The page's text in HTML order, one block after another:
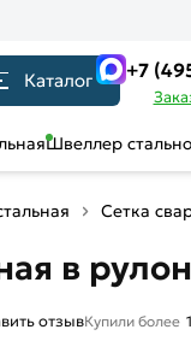
Каталог +7
Швеллер
Сетка
в
отзывКупили более